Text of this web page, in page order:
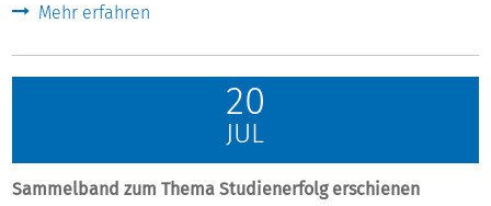
Mehr erfahren
20
JUL
Sammelband zum Thema Studienerfolg erschienen